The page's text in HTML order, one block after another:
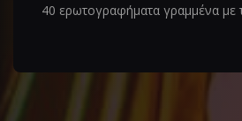
40 ερωτογραφήματα γραμμένα με